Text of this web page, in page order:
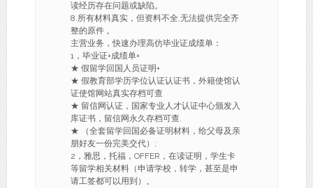
读经历存在问题或缺陷。
8.所有材料真实，但资料不全,无法提供完全齐
整的原件 。
主营业务，快速办理高仿毕业证成绩单：
1，毕业证+成绩单+
★ 假留学回国人员证明+
★ 假教育部学历学位认证认证书，外籍使馆认
证使馆网站真实存档可查
★ 留信网认证，国家专业人才认证中心颁发入
库证书，留信网永久存档可查.
★ （全套留学回国必备证明材料，给父母及亲
朋好友一份完美交代）;
2，雅思，托福，OFFER，在读证明，学生卡
等留学相关材料（申请学校，转学，甚至是申
请工签都可以用到）。